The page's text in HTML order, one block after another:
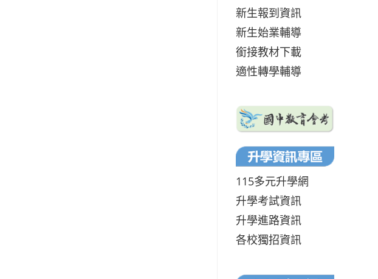
新生報到資訊
新生始業輔導
銜接教材下載
適性轉學輔導
115多元升學網
升學考試資訊
升學進路資訊
各校獨招資訊